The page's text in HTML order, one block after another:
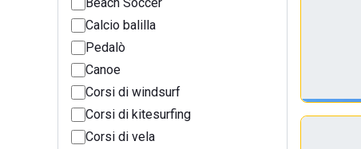
Calcio balilla
Pedalò
Canoe
Corsi di windsurf
Corsi di kitesurfing
Corsi di vela